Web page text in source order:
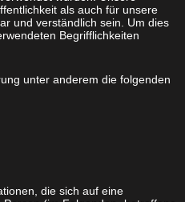
unserer Homepage
Taberna hat –
Samstagsführungen
im Winter angeboten.
in der Vorweihnachtszeit,
+49 (0)6175-9374-20
als auch für unsere
und verständlich sein. Um dies
Begrifflichkeiten
unter anderem die folgenden
die sich auf eine